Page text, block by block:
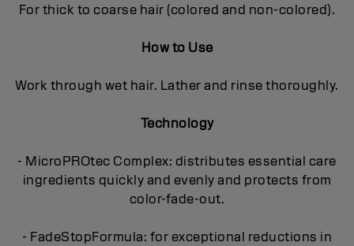
For thick to coarse hair (colored and non-colored).
How to Use
Work through wet hair. Lather and rinse thoroughly.
Technology
- MicroPROtec Complex: distributes essential care
ingredients quickly and evenly and protects from
color-fade-out.
- FadeStopFormula: for exceptional reductions in